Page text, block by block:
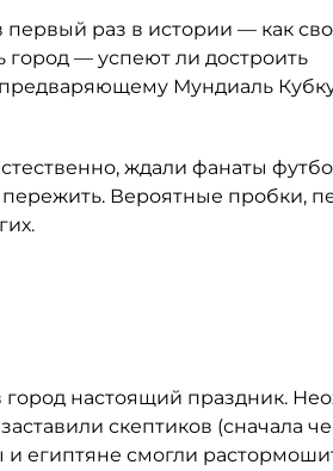
раз в истории — как
город — успеют ли достроить
предваряющему Мундиаль
ждали фанаты
пережить. Вероятные пробки,
город настоящий праздник.
скептиков (сначала
египтяне смогли